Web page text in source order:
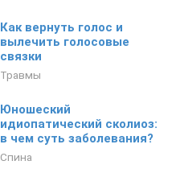
Как вернуть голос и
вылечить голосовые
связки
Травмы
Юношеский
идиопатический сколиоз:
в чем суть заболевания?
Спина